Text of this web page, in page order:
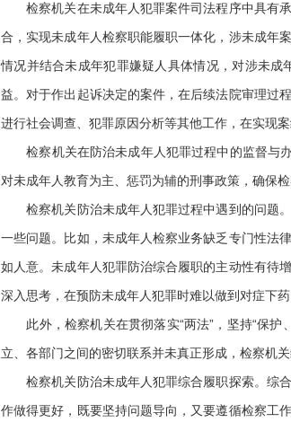
检察机关在未成年人犯罪案件司法程序中具有承
合，实现未成年人检察职能履职一体化，涉未成年
情况并结合未成年犯罪嫌疑人具体情况，对涉未
益。对于作出起诉决定的案件，在后续法院审理过
进行社会调查、犯罪原因分析等其他工作，在实现
检察机关在防治未成年人犯罪过程中的监督与办
对未成年人教育为主、惩罚为辅的刑事政策，确保
检察机关防治未成年人犯罪过程中遇到的问题。
一些问题。比如，未成年人检察业务缺乏专门性法
如人意。未成年人犯罪防治综合履职的主动性有待
深入思考，在预防未成年人犯罪时难以做到对症下
此外，检察机关在贯彻落实“两法”，坚持“保护
立、各部门之间的密切联系并未真正形成，检察机
检察机关防治未成年人犯罪综合履职探索。综合
作做得更好，既要坚持问题导向，又要遵循检察工